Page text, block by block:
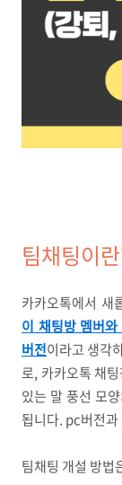
팀채팅이
카카오톡에서 새
이 채팅방 멤버
버전이라고 생각
로, 카카오톡 채
있는 말 풍선 모
됩니다. pc버전
팀채팅 개설 방법